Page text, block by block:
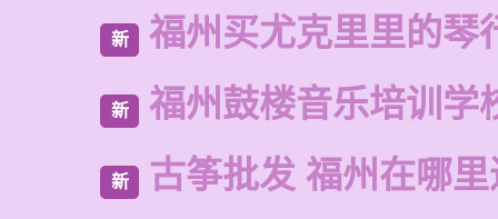
新 福州买尤克里里的琴
新 福州鼓楼音乐培训学
新 古筝批发 福州在哪